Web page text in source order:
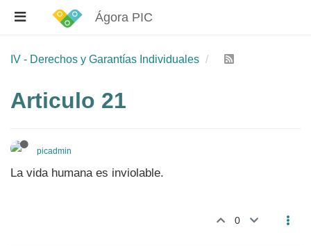
Ágora PIC
IV - Derechos y Garantías Individuales
Articulo 21
picadmin
La vida humana es inviolable.
0